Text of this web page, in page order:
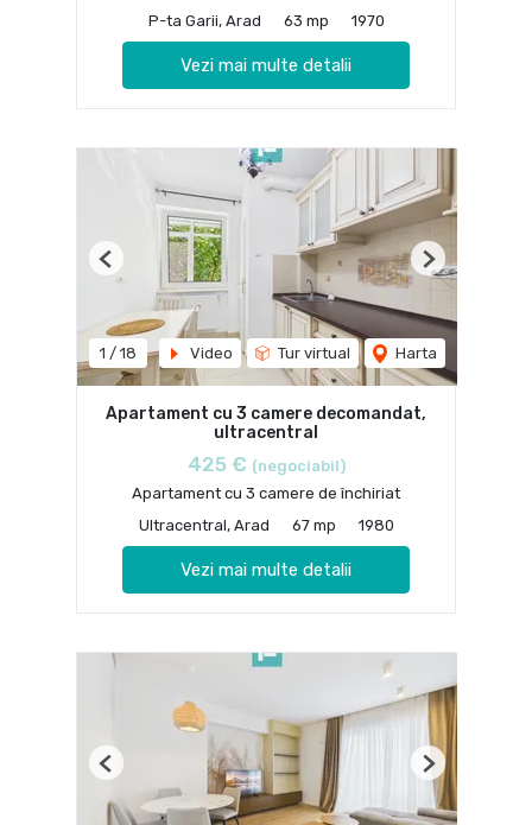
P-ta Garii, Arad
63 mp 1970
Vezi mai multe detalii
1 / 18 Video Tur virtual Harta
Previous Next
Apartament cu 3 camere decomandat,
ultracentral
425 € (negociabil)
Apartament cu 3 camere de închiriat
Ultracentral, Arad
67 mp 1980
Vezi mai multe detalii
Previous Next